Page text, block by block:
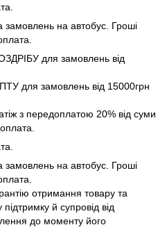
замовлень на автобус. Гроші
для замовлень від
для замовлень від 15000грн
з передоплатою 20% від суми
замовлень на автобус. Гроші
отримання товару та
й супровід від
до моменту його